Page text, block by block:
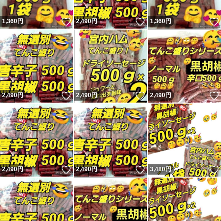
1,360円 いいね！
2,490円 いいね！
1,360円
2,490円 いいね！
2,490円 いいね！
2,490円
2,490円 いいね！
2,490円 いいね！
3,480円